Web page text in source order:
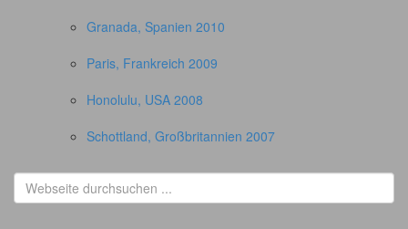
Granada, Spanien 2010
Paris, Frankreich 2009
Honolulu, USA 2008
Schottland, Großbritannien 2007